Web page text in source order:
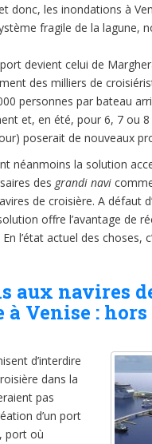
donc, les inondations à
fragile de la lagune,
devient celui de
des milliers de
personnes par bateau
et, en été, pour 6, 7 ou 8
poserait de nouveaux
néanmoins la solution
des grandi navi
de croisière. A défaut
offre l’avantage de
l’état actuel des choses,
aux navires
à Venise : hors
d’interdire
dans la
pas
d’un port
port où